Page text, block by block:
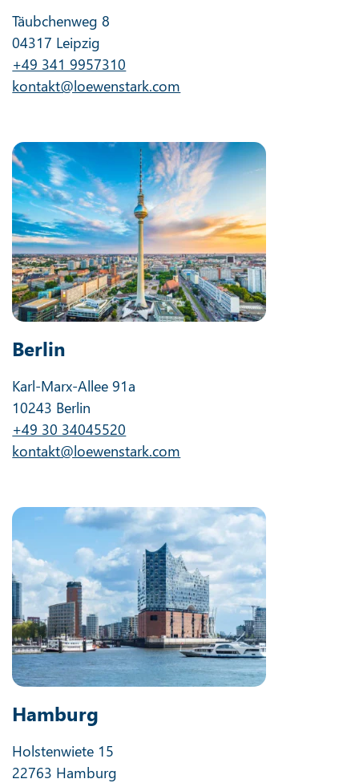
Täubchenweg 8
04317 Leipzig
+49 341 9957310
kontakt@loewenstark.com
Berlin
Karl-Marx-Allee 91a
10243 Berlin
+49 30 34045520
kontakt@loewenstark.com
Hamburg
Holstenwiete 15
22763 Hamburg